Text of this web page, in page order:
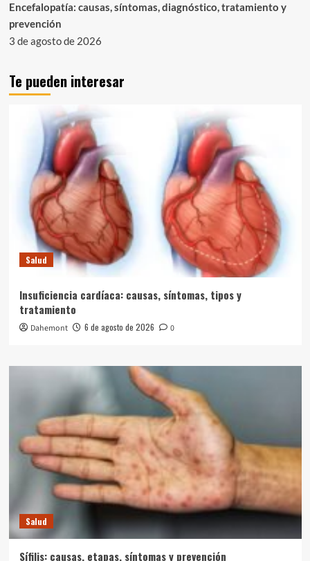
Encefalopatía: causas, síntomas, diagnóstico, tratamiento y
prevención
3 de agosto de 2026
Te pueden interesar
Salud
Insuficiencia cardíaca: causas, síntomas, tipos y
tratamiento
Dahemont 6 de agosto de 2026 0
Salud
Sífilis: causas, etapas, síntomas y prevención